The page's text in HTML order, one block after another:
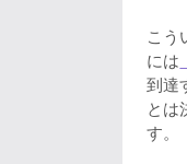
こう
には
到達
とは
す。